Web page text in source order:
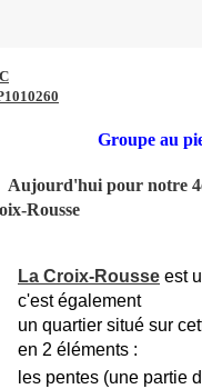
au pied de
pour notre
Rousse
La Croix-Rousse est
c'est également
un quartier situé sur
en 2 éléments :
les pentes (une partie